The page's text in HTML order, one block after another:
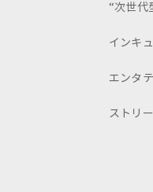
“次世代
インキ
エンタ
ストリ